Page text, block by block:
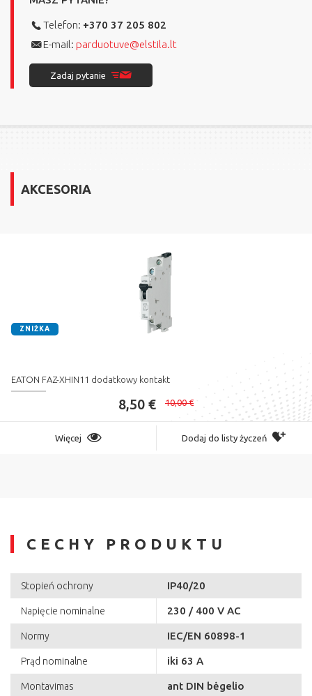
Telefon: +370 37 205 802
E-mail: parduotuve@elstila.lt
Zadaj pytanie
AKCESORIA
ZNIŻKA
EATON FAZ-XHIN11 dodatkowy kontakt
8,50 € 10,00 €
Więcej Dodaj do listy życzeń
CECHY PRODUKTU
Stopień ochrony IP40/20
Napięcie nominalne 230 / 400 V AC
Normy IEC/EN 60898-1
Prąd nominalne iki 63 A
Montavimas ant DIN bėgelio